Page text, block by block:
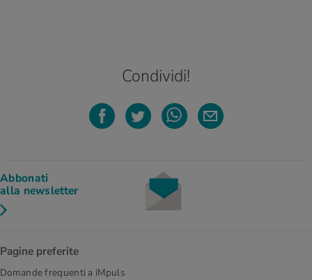
Condividi!
Abbonati
alla newsletter
Pagine preferite
Domande frequenti a iMpuls